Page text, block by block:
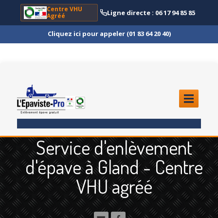
Centre VHU
Agréé
Ligne directe : 06 17 94 85 85
Cliquez ici pour appeler (01 83 64 20 40)
ENLÈVEMENTÉPAVE
Quoi?
Scooteret Moto
Camion
et Poids Lourd
Service d'enlèvement
d'épave à Gland - Centre
VHU agréé